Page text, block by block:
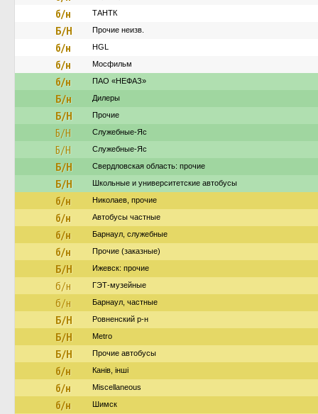
б/н ТАНТК
Б/Н Прочие неизв.
б/н HGL
б/н Мосфильм
б/н ПАО «НЕФАЗ»
Б/н Дилеры
Б/Н Прочие
Б/Н Служебные-Яс
Б/Н Служебные-Яс
Б/Н Свердловская область: прочие
Б/Н Школьные и университетские автобусы
б/н Николаев, прочие
б/н Автобусы частные
б/н Барнаул, служебные
б/н Прочие (заказные)
Б/Н Ижевск: прочие
б/н ГЭТ-музейные
б/н Барнаул, частные
Б/Н Ровненский р-н
Б/Н Metro
Б/Н Прочие автобусы
б/н Канів, інші
б/н Miscellaneous
б/н Шимск